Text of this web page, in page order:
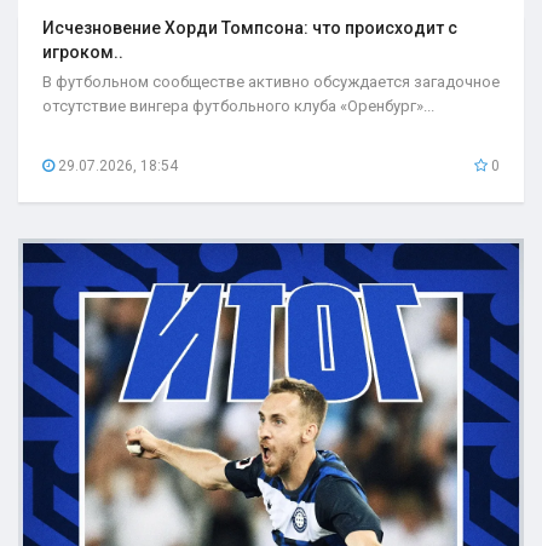
Исчезновение Хорди Томпсона: что происходит с
игроком..
В футбольном сообществе активно обсуждается загадочное
отсутствие вингера футбольного клуба «Оренбург»...
29.07.2026, 18:54 0